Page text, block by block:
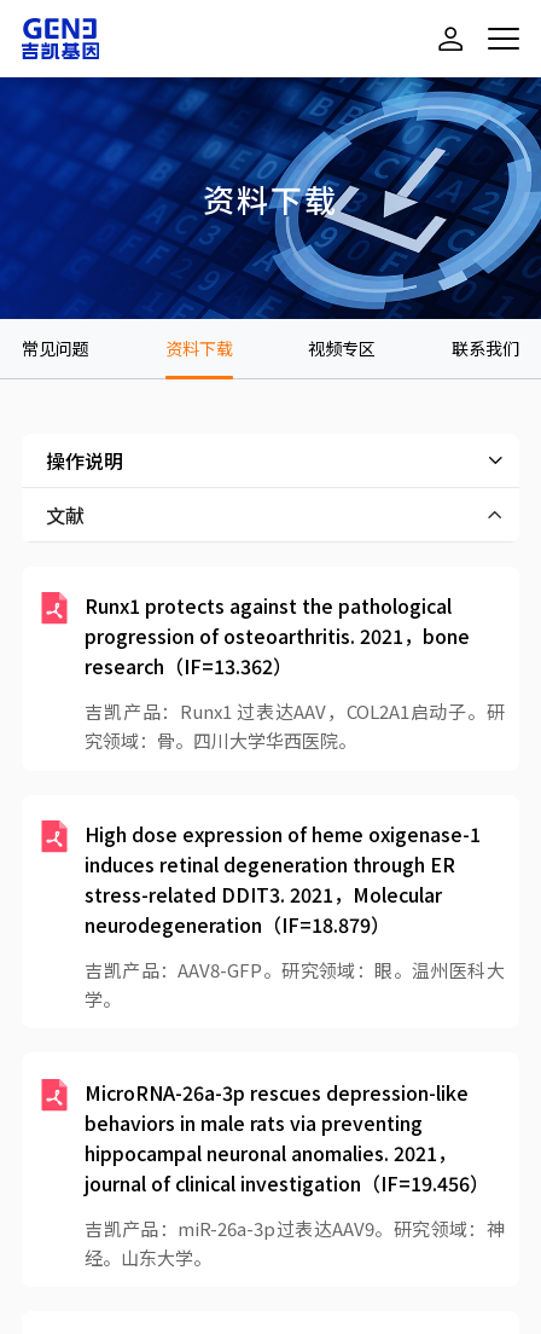
资料下载
常见问题 资料下载 视频专区 联系我们
操作说明
文献
Runx1 protects against the pathological
progression of osteoarthritis. 2021，bone
research（IF=13.362）
吉凯产品：Runx1 过表达AAV，COL2A1启动子。研
究领域：骨。四川大学华西医院。
High dose expression of heme oxigenase-1
induces retinal degeneration through ER
stress-related DDIT3. 2021，Molecular
neurodegeneration（IF=18.879）
吉凯产品：AAV8-GFP。研究领域：眼。温州医科大
学。
MicroRNA-26a-3p rescues depression-like
behaviors in male rats via preventing
hippocampal neuronal anomalies. 2021，
journal of clinical investigation（IF=19.456）
吉凯产品：miR-26a-3p过表达AAV9。研究领域：神
经。山东大学。